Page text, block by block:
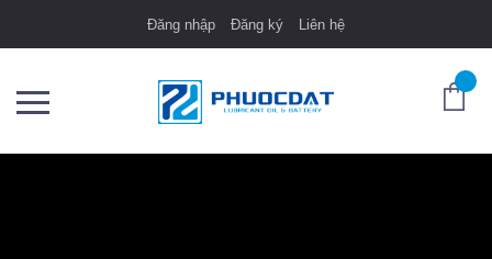
Đăng nhập Đăng ký Liên hệ